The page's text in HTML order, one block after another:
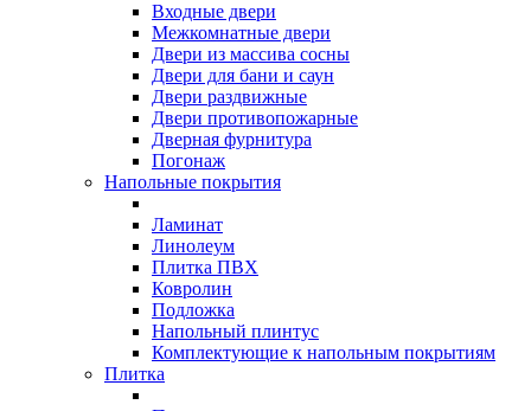
Входные двери
Межкомнатные двери
Двери из массива сосны
Двери для бани и саун
Двери раздвижные
Двери противопожарные
Дверная фурнитура
Погонаж
Напольные покрытия
Ламинат
Линолеум
Плитка ПВХ
Ковролин
Подложка
Напольный плинтус
Комплектующие к напольным покрытиям
Плитка